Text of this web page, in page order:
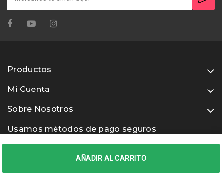
AÑADIR AL CARRITO
Productos
Mi Cuenta
Sobre Nosotros
Usamos métodos de pago seguros